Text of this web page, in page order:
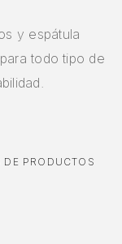
y espátula
todo tipo de
DE PRODUCTOS